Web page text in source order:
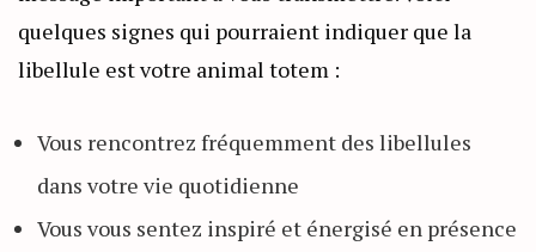
quelques signes qui pourraient indiquer que la
libellule est votre animal totem :
Vous rencontrez fréquemment des libellules
dans votre vie quotidienne
Vous vous sentez inspiré et énergisé en présence